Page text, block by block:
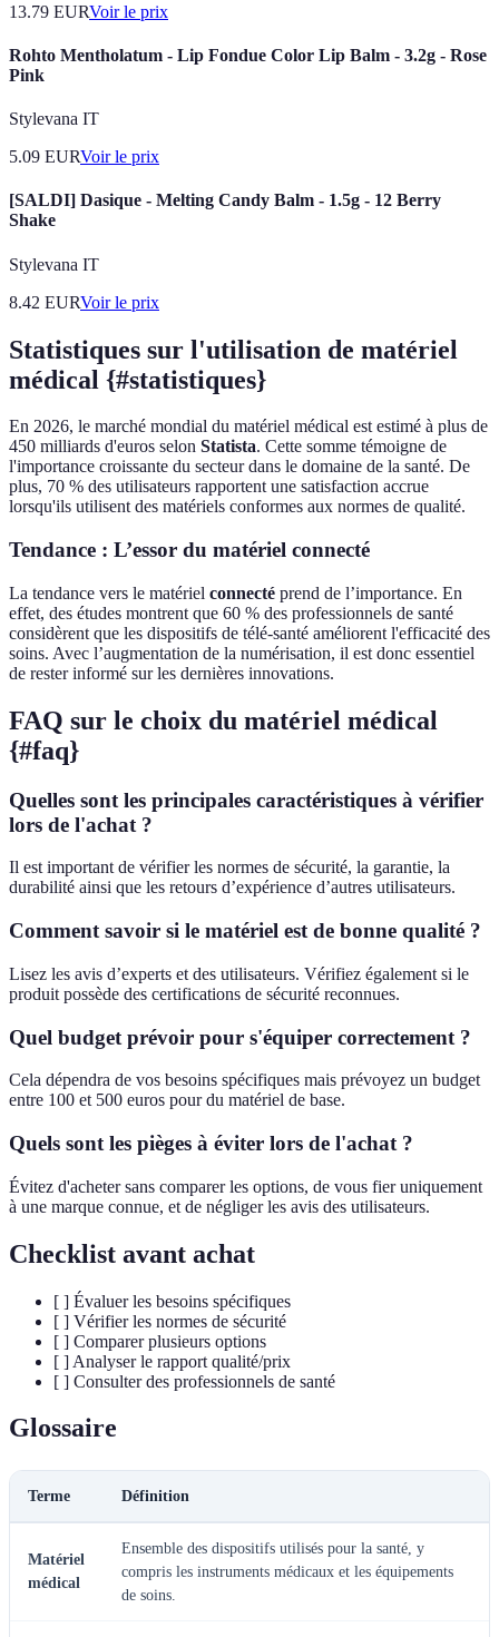
13.79 EURVoir le prix
Rohto Mentholatum - Lip Fondue Color Lip Balm - 3.2g - Rose
Pink
Stylevana IT
5.09 EURVoir le prix
[SALDI] Dasique - Melting Candy Balm - 1.5g - 12 Berry
Shake
Stylevana IT
8.42 EURVoir le prix
Statistiques sur l'utilisation de matériel
médical {#statistiques}
En 2026, le marché mondial du matériel médical est estimé à plus de
450 milliards d'euros selon Statista. Cette somme témoigne de
l'importance croissante du secteur dans le domaine de la santé. De
plus, 70 % des utilisateurs rapportent une satisfaction accrue
lorsqu'ils utilisent des matériels conformes aux normes de qualité.
Tendance : L’essor du matériel connecté
La tendance vers le matériel connecté prend de l’importance. En
effet, des études montrent que 60 % des professionnels de santé
considèrent que les dispositifs de télé-santé améliorent l'efficacité des
soins. Avec l’augmentation de la numérisation, il est donc essentiel
de rester informé sur les dernières innovations.
FAQ sur le choix du matériel médical
{#faq}
Quelles sont les principales caractéristiques à vérifier
lors de l'achat ?
Il est important de vérifier les normes de sécurité, la garantie, la
durabilité ainsi que les retours d’expérience d’autres utilisateurs.
Comment savoir si le matériel est de bonne qualité ?
Lisez les avis d’experts et des utilisateurs. Vérifiez également si le
produit possède des certifications de sécurité reconnues.
Quel budget prévoir pour s'équiper correctement ?
Cela dépendra de vos besoins spécifiques mais prévoyez un budget
entre 100 et 500 euros pour du matériel de base.
Quels sont les pièges à éviter lors de l'achat ?
Évitez d'acheter sans comparer les options, de vous fier uniquement
à une marque connue, et de négliger les avis des utilisateurs.
Checklist avant achat
[ ] Évaluer les besoins spécifiques
[ ] Vérifier les normes de sécurité
[ ] Comparer plusieurs options
[ ] Analyser le rapport qualité/prix
[ ] Consulter des professionnels de santé
Glossaire
Terme Définition
Matériel
médical
Ensemble des dispositifs utilisés pour la santé, y
compris les instruments médicaux et les équipements
de soins.